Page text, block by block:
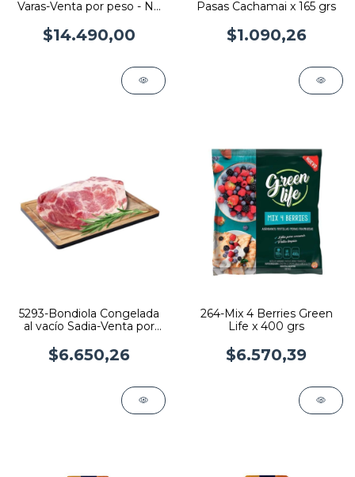
Varas-Venta por peso - No
$14.490,00
Pasas Cachamai x 165 grs
$1.090,26
5293-Bondiola Congelada
al vacío Sadia-Venta por
$6.650,26
264-Mix 4 Berries Green
Life x 400 grs
$6.570,39